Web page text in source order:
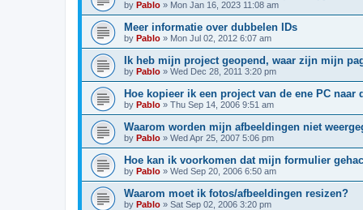
by Pablo » Mon Jan 16, 2023 11:08 am
Meer informatie over dubbelen IDs
by Pablo » Mon Jul 02, 2012 6:07 am
Ik heb mijn project geopend, waar zijn mijn
by Pablo » Wed Dec 28, 2011 3:20 pm
Hoe kopieer ik een project van de ene PC naar
by Pablo » Thu Sep 14, 2006 9:51 am
Waarom worden mijn afbeeldingen niet
by Pablo » Wed Apr 25, 2007 5:06 pm
Hoe kan ik voorkomen dat mijn formulier
by Pablo » Wed Sep 20, 2006 6:50 am
Waarom moet ik fotos/afbeeldingen resizen?
by Pablo » Sat Sep 02, 2006 3:20 pm